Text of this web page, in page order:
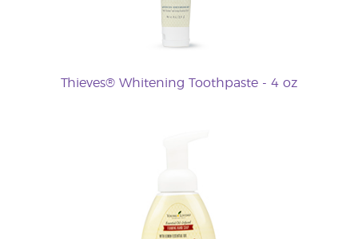
Thieves® Whitening Toothpaste - 4 oz